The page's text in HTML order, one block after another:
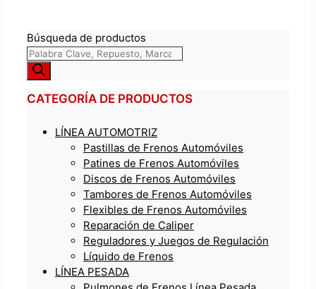
Búsqueda de productos
CATEGORÍA DE PRODUCTOS
LÍNEA AUTOMOTRIZ
Pastillas de Frenos Automóviles
Patines de Frenos Automóviles
Discos de Frenos Automóviles
Tambores de Frenos Automóviles
Flexibles de Frenos Automóviles
Reparación de Caliper
Reguladores y Juegos de Regulación
Líquido de Frenos
LÍNEA PESADA